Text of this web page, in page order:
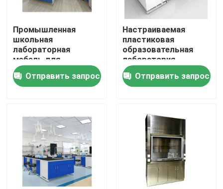
Современная мебель лаборатории
Мебель лаборатории школы
Суд острова лаборатории
Суд стены лаборатории
Клобук перегара лаборатории
Суд баланса лаборатории
Промышленная
школьная
лабораторная
мебель для
экспериментов
Отправить запрос
Настраиваемая
пластиковая
образовательная
лаборатория
Отправить запрос